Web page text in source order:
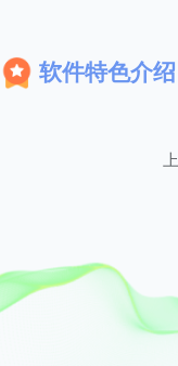
软件特色介绍